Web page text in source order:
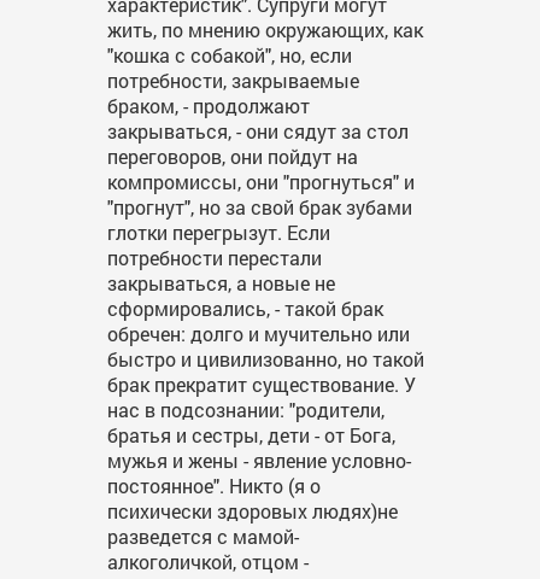
жить, по мнению окружающих, как
"кошка с собакой", но, если
потребности, закрываемые
браком, - продолжают
закрываться, - они сядут за стол
переговоров, они пойдут на
компромиссы, они "прогнуться" и
"прогнут", но за свой брак зубами
глотки перегрызут. Если
потребности перестали
закрываться, а новые не
сформировались, - такой брак
обречен: долго и мучительно или
быстро и цивилизованно, но такой
брак прекратит существование. У
нас в подсознании: "родители,
братья и сестры, дети - от Бога,
мужья и жены - явление условно-
постоянное". Никто (я о
психически здоровых людях)не
разведется с мамой-
алкоголичкой, отцом -